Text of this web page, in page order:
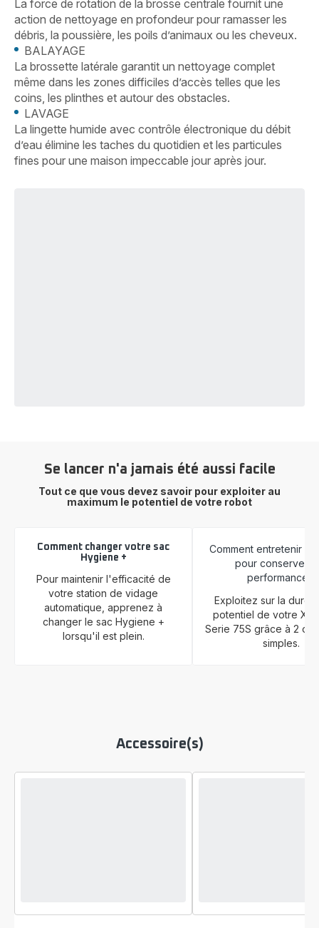
La force de rotation de la brosse centrale fournit une
action de nettoyage en profondeur pour ramasser les
débris, la poussière, les poils d’animaux ou les cheveux.
BALAYAGE
La brossette latérale garantit un nettoyage complet
même dans les zones difficiles d’accès telles que les
coins, les plinthes et autour des obstacles.
LAVAGE
La lingette humide avec contrôle électronique du débit
d’eau élimine les taches du quotidien et les particules
fines pour une maison impeccable jour après jour.
Se lancer n'a jamais été aussi facile
Tout ce que vous devez savoir pour exploiter au
maximum le potentiel de votre robot
Comment changer votre sac
Hygiene +
Pour maintenir l'efficacité de
votre station de vidage
automatique, apprenez à
changer le sac Hygiene +
lorsqu'il est plein.
Comment entretenir
pour conserver
performances
Exploitez sur la
potentiel de votre X-
Serie 75S grâce à 2 ou
simples.
Accessoire(s)